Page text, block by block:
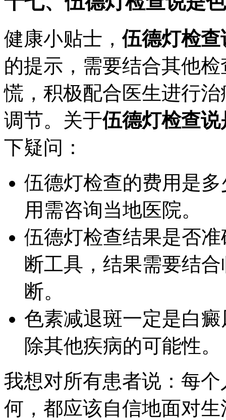
健康小贴士，伍德灯检
的提示，需要结合其他
慌，积极配合医生进行
调节。关于伍德灯检查
下疑问：
伍德灯检查的费用是
用需咨询当地医院。
伍德灯检查结果是否
断工具，结果需要结
断。
色素减退斑一定是白
除其他疾病的可能性。
我想对所有患者说：每
何，都应该自信地面对生